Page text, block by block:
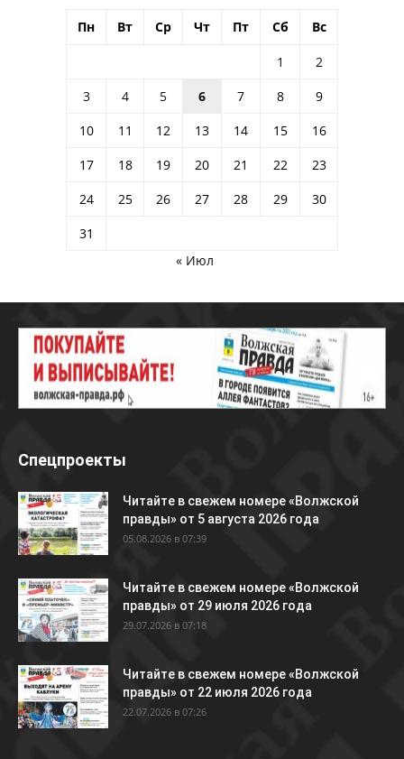
Пн Вт Ср Чт Пт Сб Вс
1
2
3
4 5 6 7 8
9
10
11 12 13 14 15
16
17
18 19 20 21 22
23
24
25 26 27 28 29
30
31
« Июл
Спецпроекты
Читайте в свежем номере «Волжской
правды» от 5 августа 2026 года
05.08.2026 в 07:39
Читайте в свежем номере «Волжской
правды» от 29 июля 2026 года
29.07.2026 в 07:18
Читайте в свежем номере «Волжской
правды» от 22 июля 2026 года
22.07.2026 в 07:26